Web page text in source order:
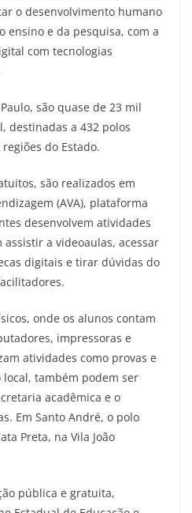
o desenvolvimento humano
ensino e da pesquisa, com a
com tecnologias
são quase de 23 mil
destinadas a 432 polos
do Estado.
são realizados em
(AVA), plataforma
desenvolvem atividades
a videoaulas, acessar
digitais e tirar dúvidas do
onde os alunos contam
impressoras e
atividades como provas e
também podem ser
acadêmica e o
Em Santo André, o polo
Preta, na Vila João
pública e gratuita,